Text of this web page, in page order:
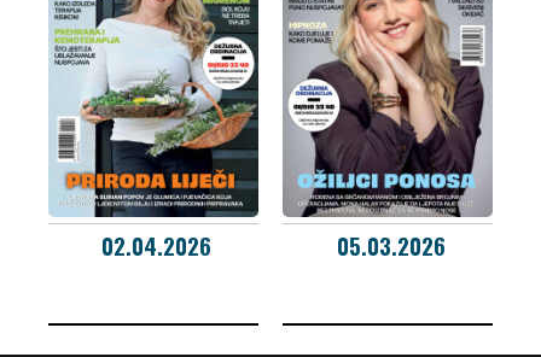
02.04.2026 05.03.2026